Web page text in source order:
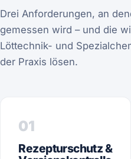
Drei Anforderungen, an
gemessen wird – und die
Löttechnik- und
der Praxis lösen.
01
Rezepturschutz &